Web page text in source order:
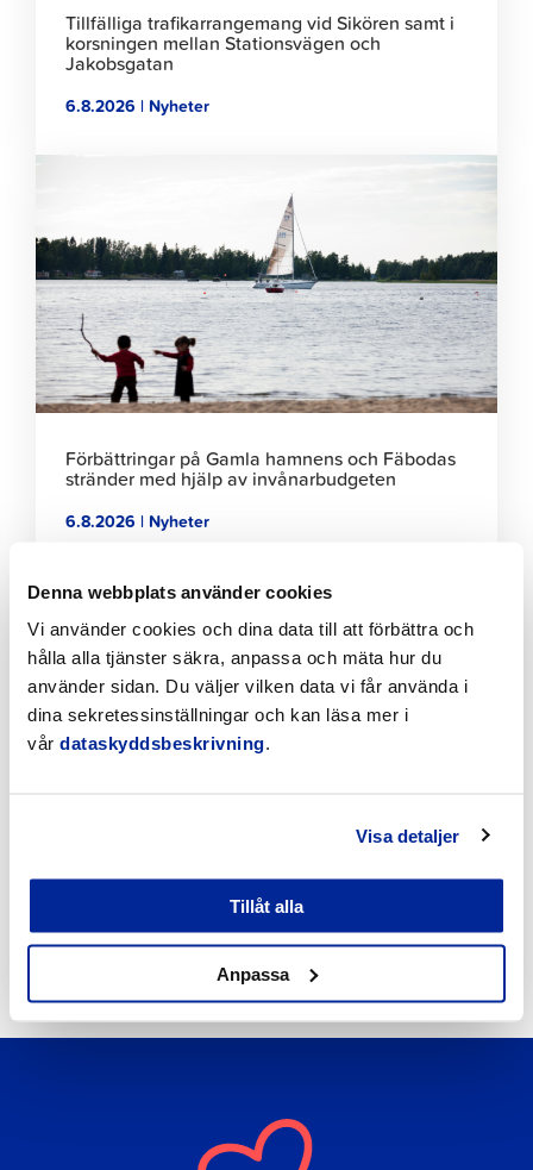
Denna webbplats använder cookies
Vi använder cookies och dina data till att förbättra och
hålla alla tjänster säkra, anpassa och mäta hur du
använder sidan. Du väljer vilken data vi får använda i
dina sekretessinställningar och kan läsa mer i
vår dataskyddsbeskrivning.
Visa detaljer
Tillåt alla
Anpassa
Tillfälliga trafikarrangemang vid Sikören samt i
korsningen mellan Stationsvägen och
Jakobsgatan
6.8.2026 | Nyheter
läsa
artikeln
Förbättringar på Gamla hamnens och Fäbodas
stränder med hjälp av invånarbudgeten
6.8.2026 | Nyheter
Klicka
för
att
läsa
artikeln
Jakobstads vandringsleder erbjuder
naturupplevelser året runt
5.8.2026 | Nyheter